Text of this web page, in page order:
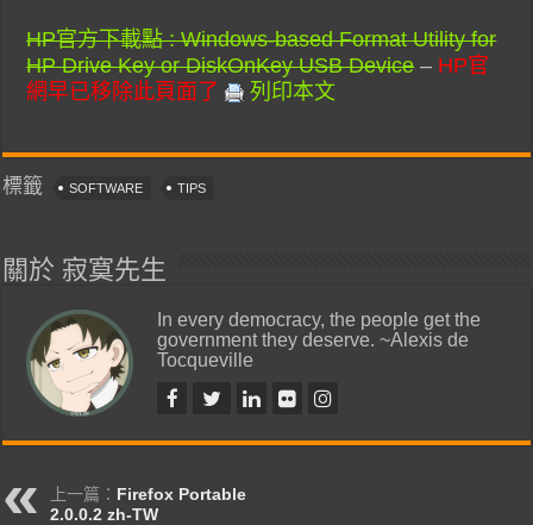
HP官方下載點 : Windows-based Format Utility for
HP Drive Key or DiskOnKey USB Device– HP官
網早已移除此頁面了
列印本文
標籤 SOFTWARE TIPS
關於 寂寞先生
In every democracy, the people get the
government they deserve. ~Alexis de
Tocqueville
上一篇： Firefox Portable
2.0.0.2 zh-TW